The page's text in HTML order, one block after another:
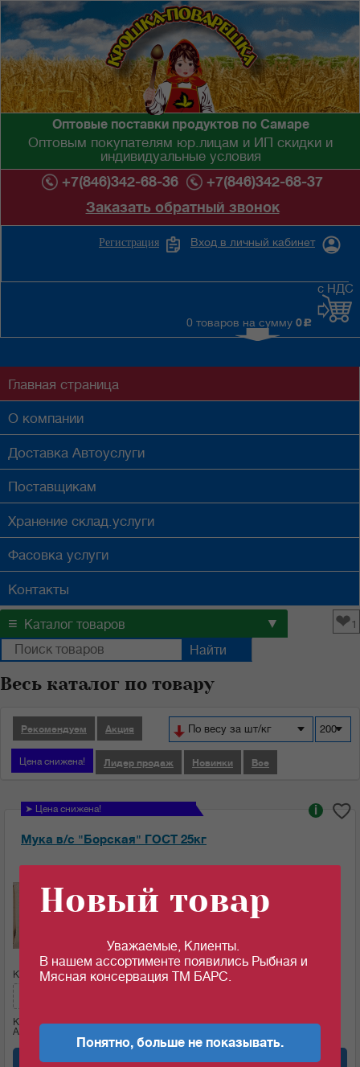
Оптовые поставки продуктов по Самаре
Оптовым покупателям юр.лицам и ИП скидки и
индивидуальные условия
+7(846)342-68-36
+7(846)342-68-37
Заказать обратный звонок
Вход в личный кабинет
Регистрация
0 товаров на сумму 0 c
с НДС
Главная страница
О компании
Доставка Автоуслуги
Поставщикам
Хранение склад.услуги
Фасовка услуги
Контакты
≡ Каталог товаров ▼ ❤1
Весь каталог по товару
200
По весу за шт/кг
Рекомендуем Акция
Цена снижена! Лидер продаж Новинки Все
➤ Цена снижена!
Мука в/с "Борская" ГОСТ 25кг
i
28.25 c
Кол-во (меш.):
Кол-во (кг)25
Артикул: 09243
Сумма:
Добавить в корзину
Новый товар
Уважаемые, Клиенты.
В нашем ассортименте появились Рыбная и
Мясная консервация ТМ БАРС.
Понятно, больше не показывать.